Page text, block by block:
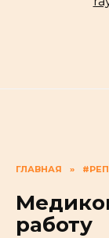
ГЛАВНАЯ »
работу